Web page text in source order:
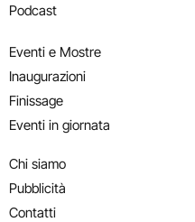
Podcast
Eventi e Mostre
Inaugurazioni
Finissage
Eventi in giornata
Chi siamo
Pubblicità
Contatti